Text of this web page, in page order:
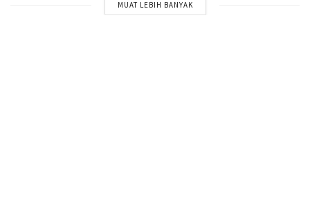
MUAT LEBIH BANYAK